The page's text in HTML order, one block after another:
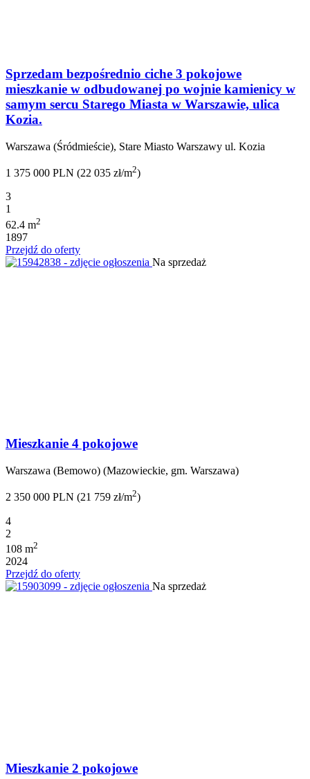
Sprzedam bezpośrednio ciche 3 pokojowe
mieszkanie w odbudowanej po wojnie kamienicy w
samym sercu Starego Miasta w Warszawie, ulica
Kozia.
Warszawa (Śródmieście), Stare Miasto Warszawy ul. Kozia
1 375 000 PLN (22 035 zł/m2)
3
1
62.4 m2
1897
Przejdź do oferty
Na sprzedaż
Mieszkanie 4 pokojowe
Warszawa (Bemowo) (Mazowieckie, gm. Warszawa)
2 350 000 PLN (21 759 zł/m2)
4
2
108 m2
2024
Przejdź do oferty
Na sprzedaż
Mieszkanie 2 pokojowe